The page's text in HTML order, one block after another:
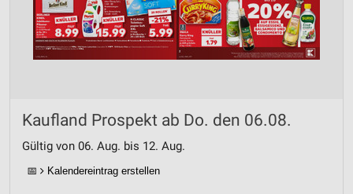
Kaufland Prospekt ab Do. den 06.08.
Gültig von 06. Aug. bis 12. Aug.
📅 Kalendereintrag erstellen